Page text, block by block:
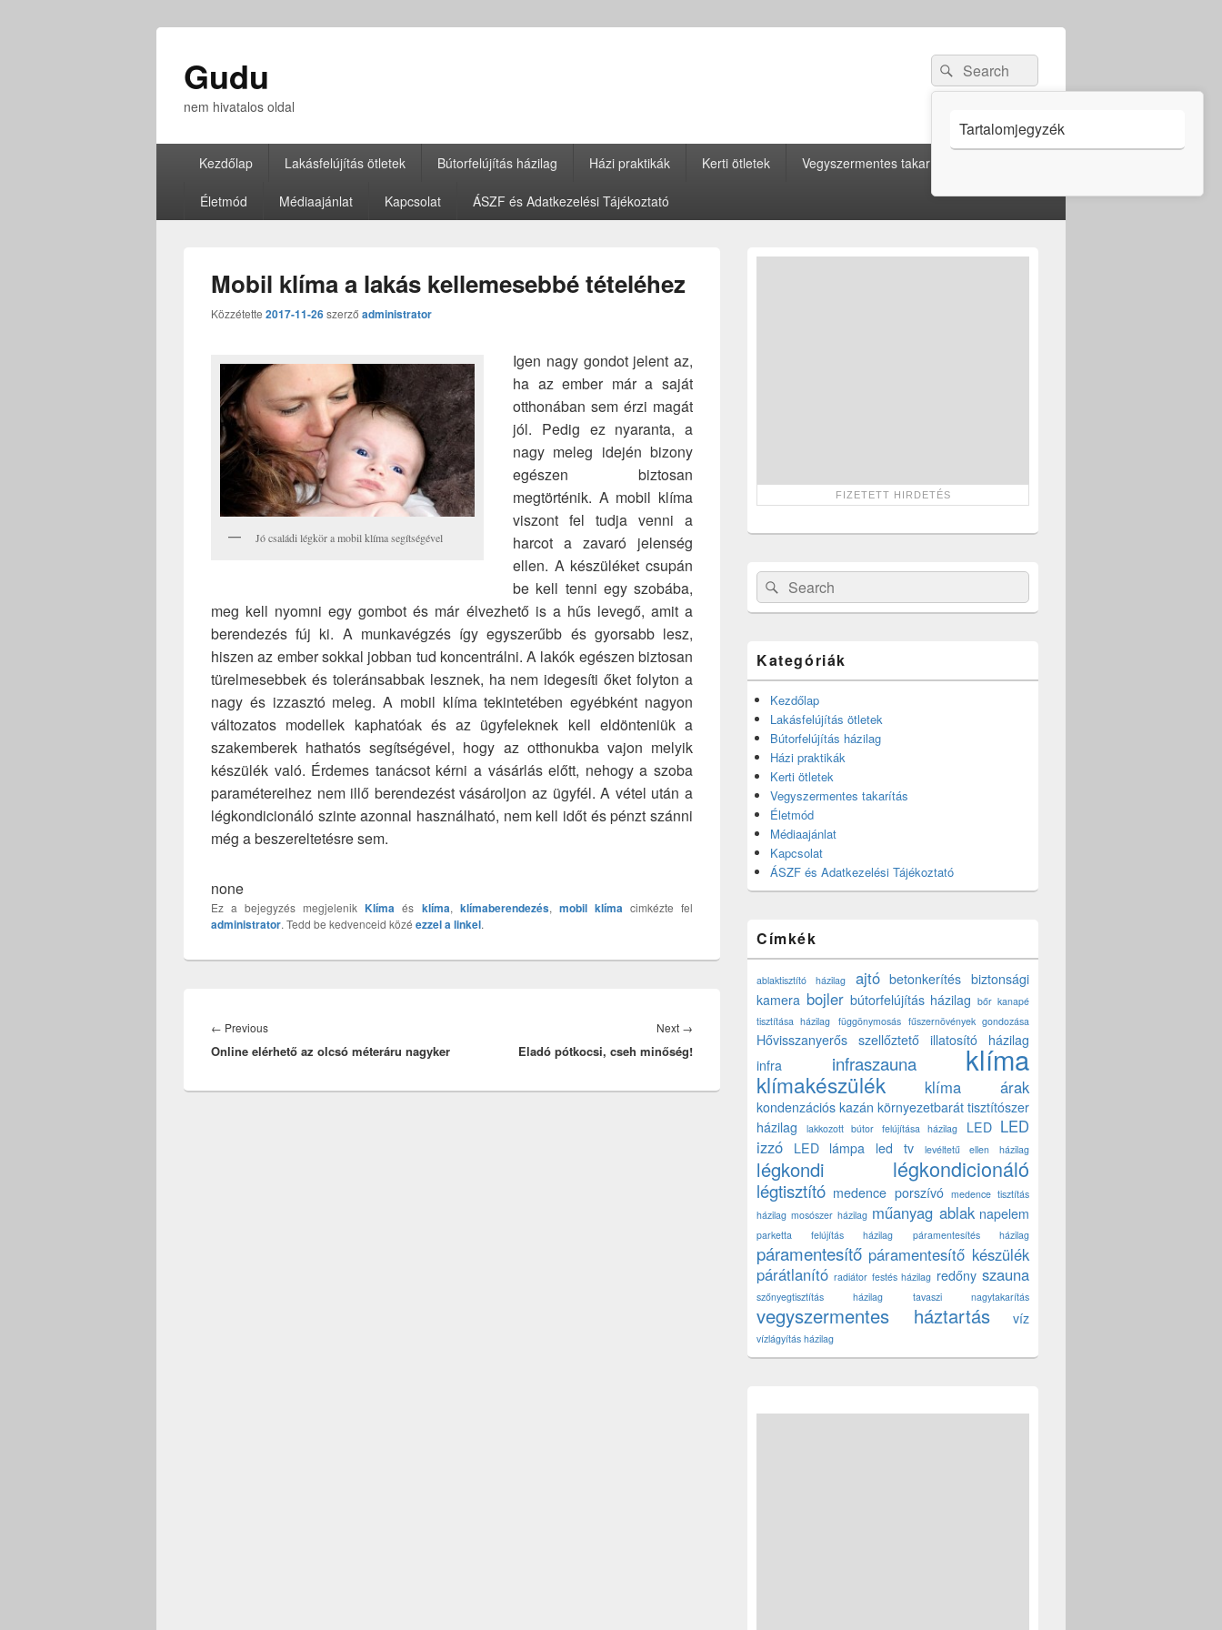
Gudu
nem hivatalos oldal
Search
for:
Search
Kezdőlap Lakásfelújítás ötletek Bútorfelújítás házilag Házi praktikák Kerti ötletek Vegyszermentes takarítás
Életmód Médiaajánlat Kapcsolat ÁSZF és Adatkezelési Tájékoztató
Mobil klíma a lakás kellemesebbé tételéhez
Közzétette 2017-11-26szerző administrator
Jó családi légkör a mobil klíma segítségével
Igen nagy gondot jelent az,
ha az ember már a saját
otthonában sem érzi magát
jól. Pedig ez nyaranta, a
nagy meleg idején bizony
egészen biztosan
megtörténik. A mobil klíma
viszont fel tudja venni a
harcot a zavaró jelenség
ellen. A készüléket csupán
be kell tenni egy szobába,
meg kell nyomni egy gombot és már élvezhető is a hűs levegő, amit a
berendezés fúj ki. A munkavégzés így egyszerűbb és gyorsabb lesz,
hiszen az ember sokkal jobban tud koncentrálni. A lakók egészen biztosan
türelmesebbek és toleránsabbak lesznek, ha nem idegesíti őket folyton a
nagy és izzasztó meleg. A mobil klíma tekintetében egyébként nagyon
változatos modellek kaphatóak és az ügyfeleknek kell eldönteniük a
szakemberek hathatós segítségével, hogy az otthonukba vajon melyik
készülék való. Érdemes tanácsot kérni a vásárlás előtt, nehogy a szoba
paramétereihez nem illő berendezést vásároljon az ügyfél. A vétel után a
légkondicionáló szinte azonnal használható, nem kell időt és pénzt szánni
még a beszereltetésre sem.
none
Ez a bejegyzés megjelenikKlíma és klíma, klímaberendezés, mobil klíma cimkézte fel
administrator. Tedd be kedvenceid közé ezzel a linkel.
navigáció
← PreviousPrevious
post:
Online elérhető az olcsó méteráru nagyker
Next →
post:
Eladó pótkocsi, cseh minőség!
Primary
Search
for:
Search
Kategóriák
Kezdőlap
Lakásfelújítás ötletek
Bútorfelújítás házilag
Házi praktikák
Kerti ötletek
Vegyszermentes takarítás
Életmód
Médiaajánlat
Kapcsolat
ÁSZF és Adatkezelési Tájékoztató
Címkék
ablaktisztító házilag ajtó betonkerítés biztonsági
kamera bojler bútorfelújítás házilag bőr kanapé
tisztítása házilag függönymosás fűszernövények gondozása
Hővisszanyerős szellőztető illatosító házilag
infra
infraszauna klíma
klímakészülék klíma árak
kondenzációs kazán környezetbarát tisztítószer
házilag
lakkozott bútor felújítása házilag LED LED
izzó
LED lámpa led tv levéltetű ellen házilag
légkondi légkondicionáló
légtisztító medence porszívó medence tisztítás
házilag mosószer házilag műanyag ablak napelem
parketta felújítás házilag páramentesítés házilag
páramentesítő páramentesítő készülék
párátlanító radiátor festés házilag redőny szauna
szőnyegtisztítás házilag tavaszi nagytakarítás
vegyszermentes háztartás víz
vízlágyítás házilag
Tartalomjegyzék